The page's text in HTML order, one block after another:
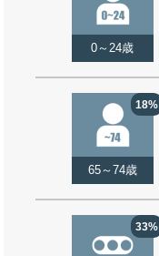
0～24歳
18%
65～74歳
33%